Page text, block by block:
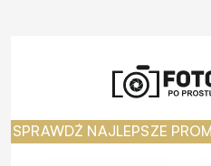
SPRAWDŹ NAJLEPSZE